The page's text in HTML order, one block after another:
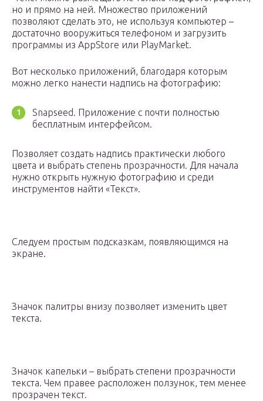
но и прямо на ней. Множество приложений
позволяют сделать это, не используя компьютер –
достаточно вооружиться телефоном и загрузить
программы из AppStore или PlayMarket.
Вот несколько приложений, благодаря которым
можно легко нанести надпись на фотографию:
Snapseed. Приложение с почти полностью
бесплатным интерфейсом.
Позволяет создать надпись практически любого
цвета и выбрать степень прозрачности. Для начала
нужно открыть нужную фотографию и среди
инструментов найти «Текст».
Следуем простым подсказкам, появляющимся на
экране.
Значок палитры внизу позволяет изменить цвет
текста.
Значок капельки – выбрать степени прозрачности
текста. Чем правее расположен ползунок, тем менее
прозрачен текст.